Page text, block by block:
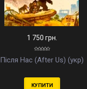
1 750 грн.
Після Нас (After Us) (укр)
КУПИТИ